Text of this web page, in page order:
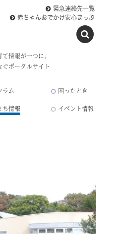
情報が一つに。
ポータルサイト
緊急連絡先一覧
赤ちゃんおでかけ安心まっぷ
ラム
困ったとき
ち情報 イベント情報